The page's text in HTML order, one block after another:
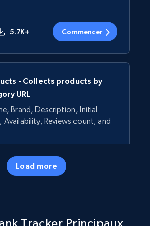
5.7K+ Commencer
- Collects products by
URL
Brand, Description, Initial
Availability, Reviews count, and
5.7K+ Commencer
Load more
Tracker Principaux